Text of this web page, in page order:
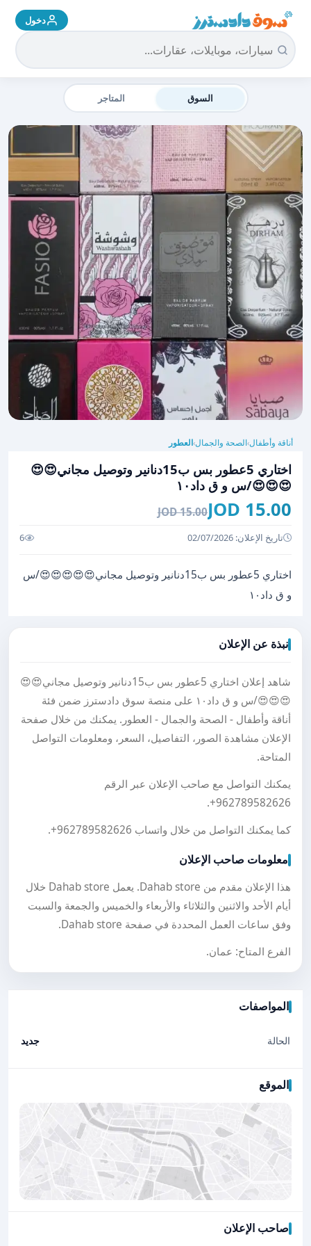
سوق دادسترز الرئيسية دخول
السوق المتاجر
أناقة وأطفال›الصحة والجمال›العطور
اختاري 5عطور بس ب15دنانير وتوصيل مجاني😍😍
😍😍😍/س و ق داد١٠
15.00 JOD
15.00 JOD
تاريخ الإعلان: 02/07/2026 6
اختاري 5عطور بس ب15دنانير وتوصيل مجاني😍😍😍😍😍/س
و ق داد١٠
نبذة عن الإعلان
شاهد إعلان اختاري 5عطور بس ب15دنانير وتوصيل مجاني😍😍
😍😍😍/س و ق داد١٠ على منصة سوق دادسترز ضمن فئة
أناقة وأطفال - الصحة والجمال - العطور. يمكنك من خلال صفحة
الإعلان مشاهدة الصور، التفاصيل، السعر، ومعلومات التواصل
المتاحة.
يمكنك التواصل مع صاحب الإعلان عبر الرقم
+962789582626
.
كما يمكنك التواصل من خلال واتساب +962789582626
.
معلومات صاحب الإعلان
هذا الإعلان مقدم من Dahab store. يعمل Dahab store خلال
أيام الأحد والاثنين والثلاثاء والأربعاء والخميس والجمعة والسبت
وفق ساعات العمل المحددة في صفحة Dahab store.
الفرع المتاح: عمان.
المواصفات
الحالة جديد
الموقع
صاحب الإعلان